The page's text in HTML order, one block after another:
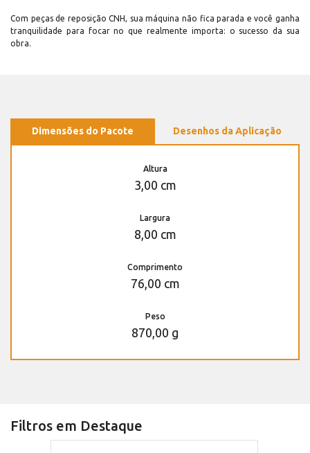
Com peças de reposição CNH, sua máquina não fica parada e você ganha
tranquilidade para focar no que realmente importa: o sucesso da sua
obra.
Dimensões do Pacote Desenhos da Aplicação
Altura
3,00 cm
Largura
8,00 cm
Comprimento
76,00 cm
Peso
870,00 g
Filtros em Destaque